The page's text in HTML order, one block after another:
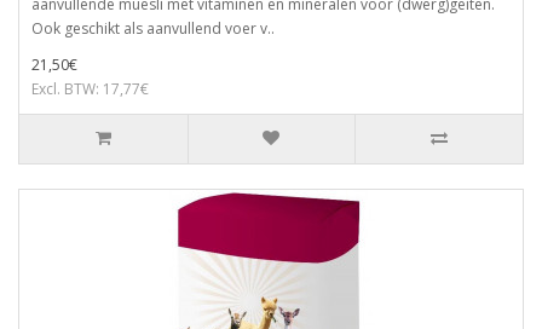
Ook geschikt als aanvullend voer v..
21,50€
Excl. BTW: 17,77€